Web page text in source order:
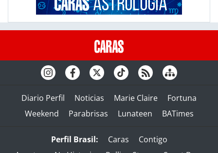
Diario Perfil Noticias Marie Claire
Fortuna
Weekend
Parabrisas Lunateen BATimes
Perfil Brasil: Caras
Contigo